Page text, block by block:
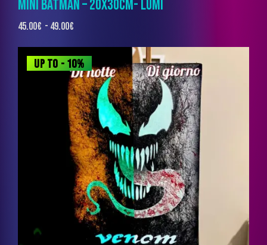
MINI BATMAN – 20X30CM- LUMI
45.00€ - 49.00€
UP TO - 10%